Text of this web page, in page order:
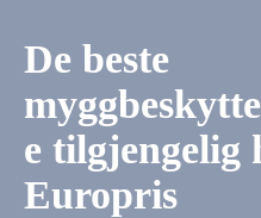
De beste
e tilgjengelig
Europris